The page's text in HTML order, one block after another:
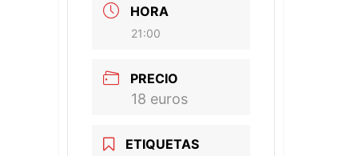
HORA
21:00
PRECIO
18 euros
ETIQUETAS